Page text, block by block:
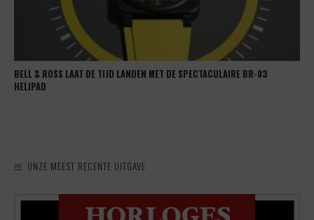
BELL & ROSS LAAT DE TIJD LANDEN MET DE SPECTACULAIRE BR-03
HELIPAD
ONZE MEEST RECENTE UITGAVE